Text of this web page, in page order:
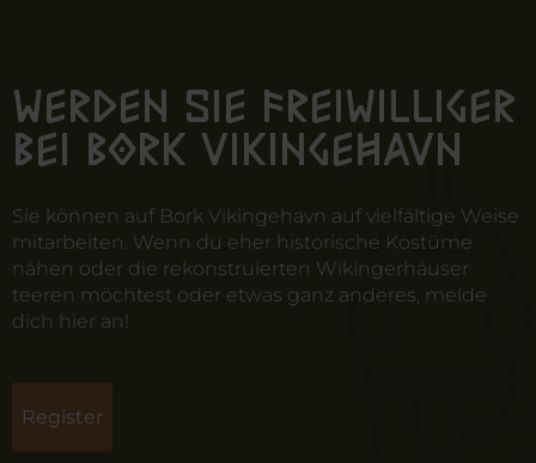
Werden Sie Freiwilliger
bei Bork Vikingehavn
Sie können auf Bork Vikingehavn auf vielfältige Weise
mitarbeiten. Wenn du eher historische Kostüme
nähen oder die rekonstruierten Wikingerhäuser
teeren möchtest oder etwas ganz anderes, melde
dich hier an!
Register